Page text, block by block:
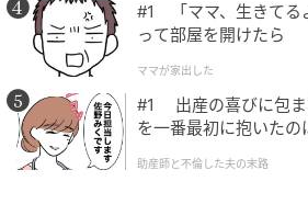
#1 「ママ、生きてる
って部屋を開けたら
ママが家出した
#1 出産の喜びに包ま
を一番最初に抱いたの
助産師と不倫した夫の末路